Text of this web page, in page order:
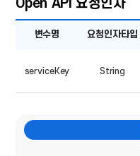
Open API 요청인자
요청인자타입,
변수명 요청인자타입
serviceKey String